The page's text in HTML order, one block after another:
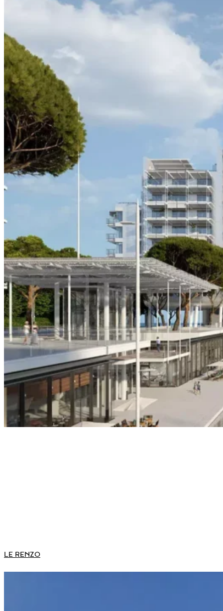
LE RENZO